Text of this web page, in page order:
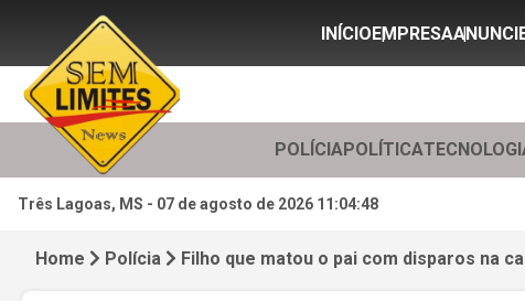
INÍCIOEMPRESA
POLÍCIAPOLÍTICA
Três Lagoas, MS - 07 de agosto de 2026 11:04:50
Home Polícia Filho que matou o pai com disparos na